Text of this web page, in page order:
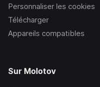
Personnaliser les cookies
Télécharger
Appareils compatibles
Sur Molotov